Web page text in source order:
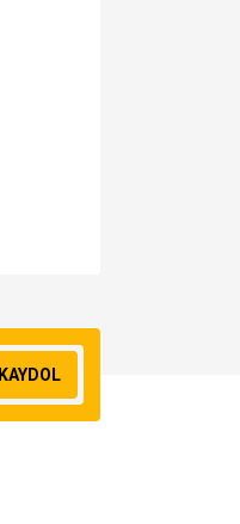
KAYDOL